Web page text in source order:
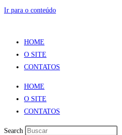
Ir para o conteúdo
HOME
O SITE
CONTATOS
HOME
O SITE
CONTATOS
Search